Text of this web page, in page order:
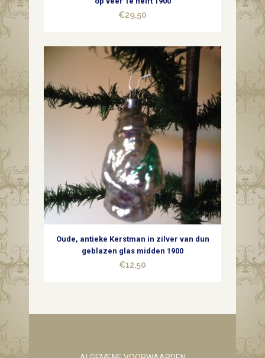
€29,50
Oude, antieke Kerstman in zilver van dun
geblazen glas midden 1900
€12,50